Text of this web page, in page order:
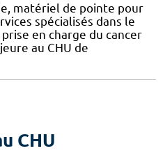
matériel de pointe pour
spécialisés dans le
en charge du cancer
au CHU de
CHU